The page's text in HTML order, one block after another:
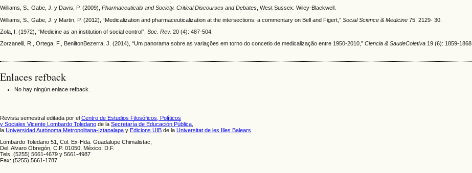
Williams, S., Gabe, J. y Davis, P. (2009), Pharmaceuticals and Society. Critical Discourses and Debates , West Sussex: Wiley-Blackwell.
Williams, S., Gabe, J. y Martin, P. (2012), “Medicalization and pharmaceuticalization at the intersections: a commentary on Bell and Figert,” Social Science & Medicine 75: 2129- 30.
Zola, I. (1972), “Medicine as an institution of social control”, Soc. Rev. 20 (4): 487-504.
Zorzanelli, R., Ortega, F., BeniltonBezerra, J. (2014), “Um panorama sobre as variações em torno do concetio de medicalização entre 1950-2010,” Ciencia & SaudeColetiva 19 (6): 1859-1868.
Enlaces refback
No hay ningún enlace refback.
Revista semestral editada por el Centro de Estudios Filosóficos, Políticos
y Sociales Vicente Lombardo Toledano de la Secretaría de Educación Pública
la Universidad Autónoma Metropolitana-Iztapalapa y Edicions UIB de la Universitat de les Illes Balears
Lombardo Toledano 51, Col. Ex-Hda. Guadalupe Chimalistac,
Del. Alvaro Obregón, C.P. 01050, México, D.F.
Tels. (5255) 5661-4679 y 5661-4987
Fax: (5255) 5661-1787